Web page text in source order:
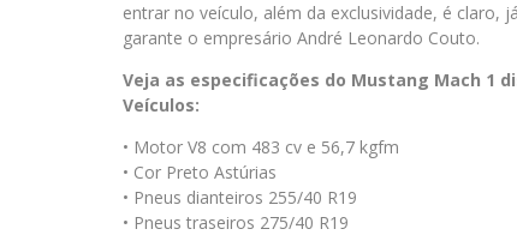
entrar no veículo, além da exclusividade, é claro,
garante o empresário André Leonardo Couto.
Veja as especificações do Mustang Mach 1
Veículos:
• Motor V8 com 483 cv e 56,7 kgfm
• Cor Preto Astúrias
• Pneus dianteiros 255/40 R19
• Pneus traseiros 275/40 R19